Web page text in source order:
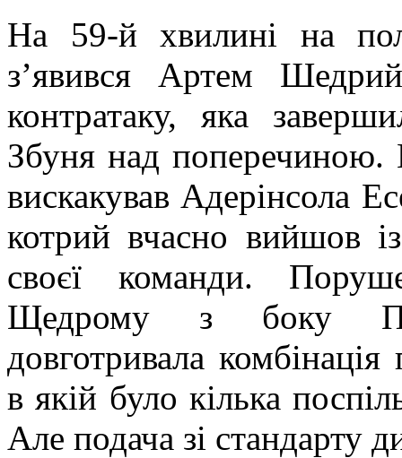
На 59-й хвилині на
з’явився Артем
контратаку, яка
Збуня над поперечиною.
вискакував Адерінсола
котрий вчасно вийшов
своєї команди.
Щедрому з боку
довготривала
в якій було кілька
Але подача зі стандарту